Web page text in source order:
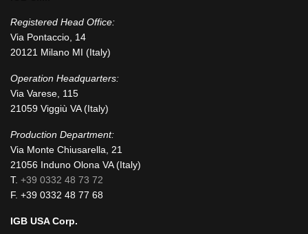
Registered Head Office:
Via Pontaccio, 14
20121 Milano MI (Italy)
Operation Headquarters:
Via Varese, 115
21059 Viggiù VA (Italy)
Production Department:
Via Monte Chiusarella, 21
21056 Induno Olona VA (Italy)
T. +39 0332 48 73 72
F. +39 0332 48 77 68
IGB USA Corp.